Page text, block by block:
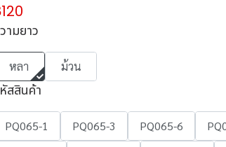
ามยาว
หลา ม้วน
สสินค้า
PQ065-1 PQ065-3 PQ065-6